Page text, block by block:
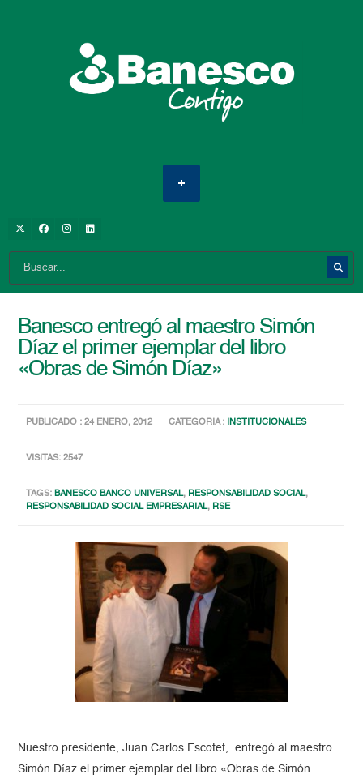
Banesco entregó al maestro Simón
Díaz el primer ejemplar del libro
«Obras de Simón Díaz»
PUBLICADO : 24 ENERO, 2012 CATEGORIA : INSTITUCIONALES
VISITAS: 2547
TAGS:BANESCO BANCO UNIVERSAL, RESPONSABILIDAD SOCIAL,
RESPONSABILIDAD SOCIAL EMPRESARIAL, RSE
Nuestro presidente, Juan Carlos Escotet, entregó al maestro
Simón Díaz el primer ejemplar del libro «Obras de Simón